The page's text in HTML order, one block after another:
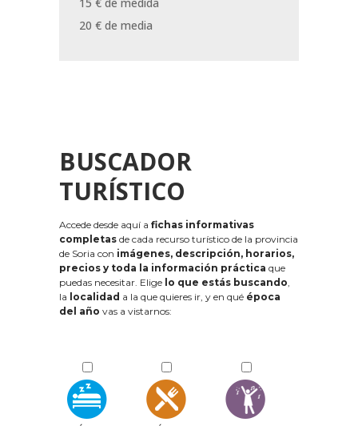
15 € de medida
20 € de media
BUSCADOR
TURÍSTICO
Accede desde aquí a fichas informativas
completas de cada recurso turístico de la provincia
de Soria con imágenes, descripción, horarios,
precios y toda la información práctica que
puedas necesitar. Elige lo que estás buscando,
la localidad a la que quieres ir, y en qué época
del año vas a vistarnos: